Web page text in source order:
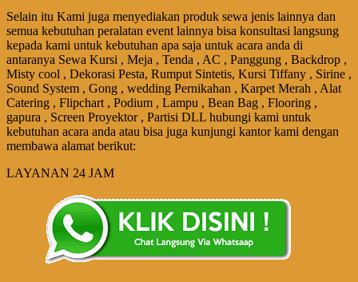
Selain itu Kami juga menyediakan produk sewa jenis lainnya dan
semua kebutuhan peralatan event lainnya bisa konsultasi langsung
kepada kami untuk kebutuhan apa saja untuk acara anda di
antaranya Sewa Kursi , Meja , Tenda , AC , Panggung , Backdrop ,
Misty cool , Dekorasi Pesta, Rumput Sintetis, Kursi Tiffany , Sirine ,
Sound System , Gong , wedding Pernikahan , Karpet Merah , Alat
Catering , Flipchart , Podium , Lampu , Bean Bag , Flooring ,
gapura , Screen Proyektor , Partisi DLL hubungi kami untuk
kebutuhan acara anda atau bisa juga kunjungi kantor kami dengan
membawa alamat berikut:
LAYANAN 24 JAM